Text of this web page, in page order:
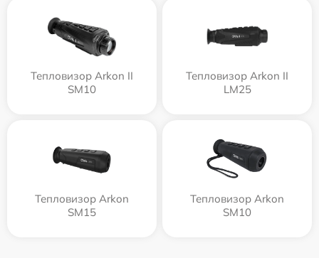
Тепловизор Arkon II
SM10
Тепловизор Arkon II
LM25
Тепловизор Arkon
SM15
Тепловизор Arkon
SM10